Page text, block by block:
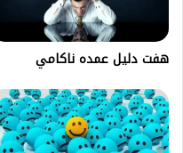
هفت دليل عمده ناکامي